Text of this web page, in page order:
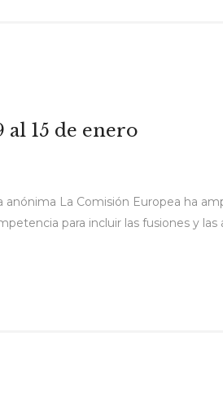
al 15 de enero
La Comisión Europea ha
para incluir las fusiones y